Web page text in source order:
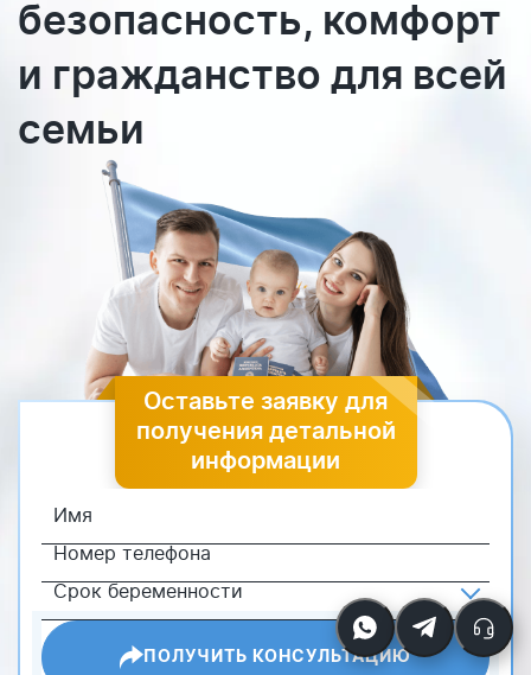
безопасность, комфорт
и гражданство для всей
семьи
Оставьте заявку для
получения детальной
информации
ПОЛУЧИТЬ КОНСУЛЬТАЦИЮ